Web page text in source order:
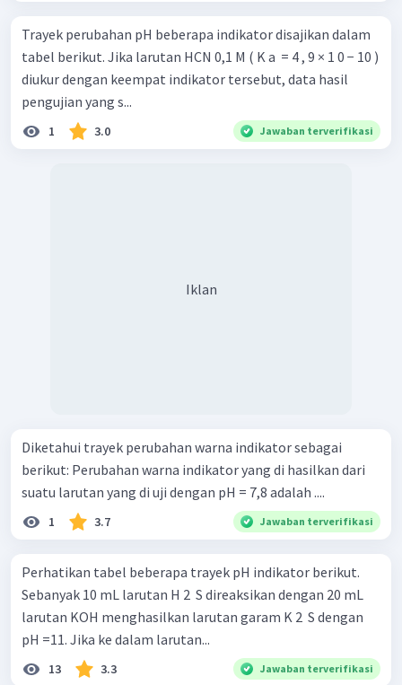
Trayek perubahan pH beberapa indikator disajikan dalam
tabel berikut. Jika larutan HCN 0,1 M ( K a ​ = 4 , 9 × 1 0 − 10 )
diukur dengan keempat indikator tersebut, data hasil
pengujian yang s...
1 3.0 Jawaban terverifikasi
Iklan
Diketahui trayek perubahan warna indikator sebagai
berikut: Perubahan warna indikator yang di hasilkan dari
suatu larutan yang di uji dengan pH = 7,8 adalah ....
1 3.7 Jawaban terverifikasi
Perhatikan tabel beberapa trayek pH indikator berikut.
Sebanyak 10 mL larutan H 2 ​ S direaksikan dengan 20 mL
larutan KOH menghasilkan larutan garam K 2 ​ S dengan
pH =11. Jika ke dalam larutan...
13 3.3 Jawaban terverifikasi